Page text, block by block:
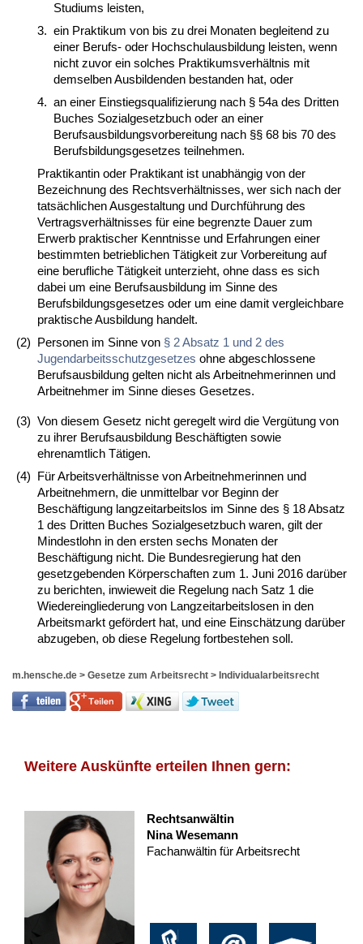
Studiums leisten,
3. ein Praktikum von bis zu drei Monaten begleitend zu
einer Berufs- oder Hochschulausbildung leisten, wenn
nicht zuvor ein solches Praktikumsverhältnis mit
demselben Ausbildenden bestanden hat, oder
4. an einer Einstiegsqualifizierung nach § 54a des Dritten
Buches Sozialgesetzbuch oder an einer
Berufsausbildungsvorbereitung nach §§ 68 bis 70 des
Berufsbildungsgesetzes teilnehmen.
Praktikantin oder Praktikant ist unabhängig von der
Bezeichnung des Rechtsverhältnisses, wer sich nach der
tatsächlichen Ausgestaltung und Durchführung des
Vertragsverhältnisses für eine begrenzte Dauer zum
Erwerb praktischer Kenntnisse und Erfahrungen einer
bestimmten betrieblichen Tätigkeit zur Vorbereitung auf
eine berufliche Tätigkeit unterzieht, ohne dass es sich
dabei um eine Berufsausbildung im Sinne des
Berufsbildungsgesetzes oder um eine damit vergleichbare
praktische Ausbildung handelt.
(2) Personen im Sinne von § 2 Absatz 1 und 2 des
Jugendarbeitsschutzgesetzes ohne abgeschlossene
Berufsausbildung gelten nicht als Arbeitnehmerinnen und
Arbeitnehmer im Sinne dieses Gesetzes.
(3) Von diesem Gesetz nicht geregelt wird die Vergütung von
zu ihrer Berufsausbildung Beschäftigten sowie
ehrenamtlich Tätigen.
(4) Für Arbeitsverhältnisse von Arbeitnehmerinnen und
Arbeitnehmern, die unmittelbar vor Beginn der
Beschäftigung langzeitarbeitslos im Sinne des § 18 Absatz
1 des Dritten Buches Sozialgesetzbuch waren, gilt der
Mindestlohn in den ersten sechs Monaten der
Beschäftigung nicht. Die Bundesregierung hat den
gesetzgebenden Körperschaften zum 1. Juni 2016 darüber
zu berichten, inwieweit die Regelung nach Satz 1 die
Wiedereingliederung von Langzeitarbeitslosen in den
Arbeitsmarkt gefördert hat, und eine Einschätzung darüber
abzugeben, ob diese Regelung fortbestehen soll.
m.hensche.de > Gesetze zum Arbeitsrecht > Individualarbeitsrecht
Weitere Auskünfte erteilen Ihnen gern:
Rechtsanwältin
Nina Wesemann
Fachanwältin für Arbeitsrecht